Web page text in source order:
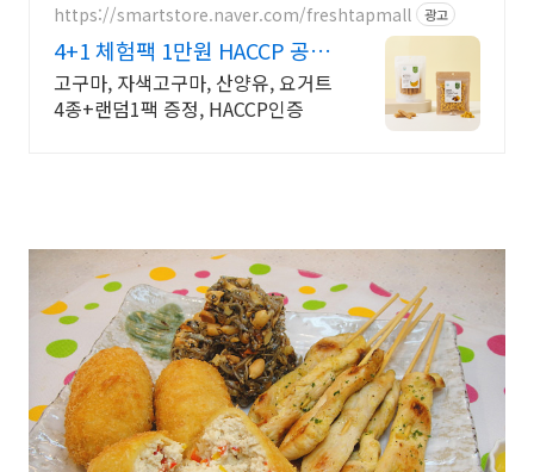
https://smartstore.naver.com/freshtapmall 광고
4+1 체험팩 1만원 HACCP 공장
직접 판매
고구마, 자색고구마, 산양유, 요거트
4종+랜덤1팩 증정, HACCP인증